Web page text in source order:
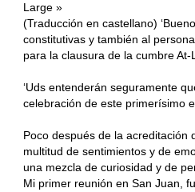
Large »
(Traducción en castellano)
constitutivas y también al
para la clausura de la cumbre
‘Uds entenderán seguramente
celebración de este primerísimo
Poco después de la acreditación
multitud de sentimientos y de
una mezcla de curiosidad y de
Mi primer reunión en San Juan,